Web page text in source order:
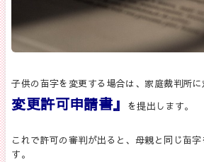
子供の苗字を変更する場合は、家庭裁判所に
変更許可申請書』
を提出します。
これで許可の審判が出ると、母親と同じ苗
す。